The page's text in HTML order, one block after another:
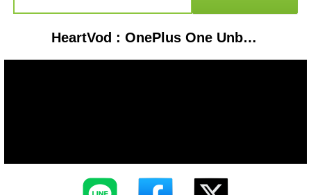
HeartVod : OnePlus One Unboxing